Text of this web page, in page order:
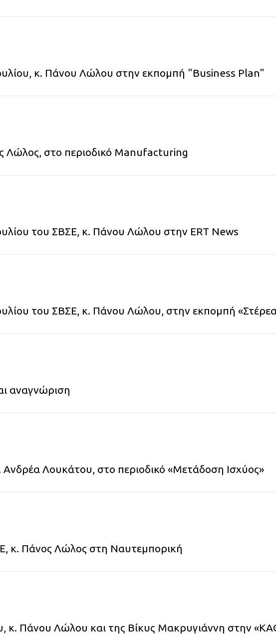
κ. Πάνου Λώλου στην εκπομπή "Business Plan"
Λώλος, στο περιοδικό Manufacturing
του ΣΒΣΕ, κ. Πάνου Λώλου στην ERT News
του ΣΒΣΕ, κ. Πάνου Λώλου, στην εκπομπή
αναγνώριση
Λουκάτου, στο περιοδικό «Μετάδοση Ισχύος»
κ. Πάνος Λώλος στη Ναυτεμπορική
κ. Πάνου Λώλου και της Βίκυς Μακρυγιάννη στην